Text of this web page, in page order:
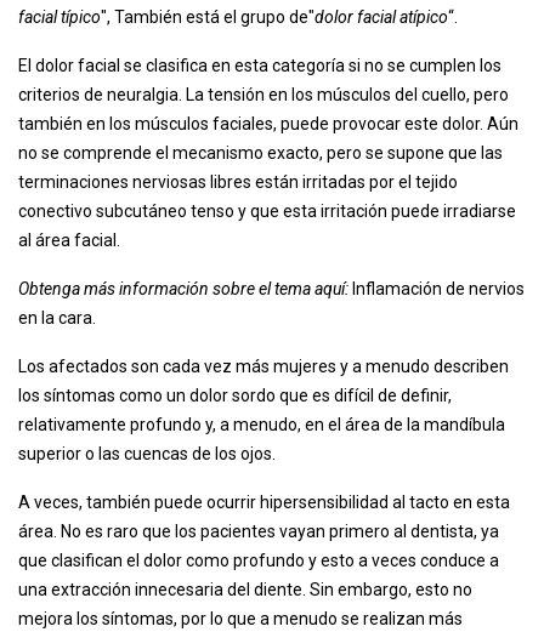
facial típico", También está el grupo de"dolor facial atípico“.
El dolor facial se clasifica en esta categoría si no se cumplen los
criterios de neuralgia. La tensión en los músculos del cuello, pero
también en los músculos faciales, puede provocar este dolor. Aún
no se comprende el mecanismo exacto, pero se supone que las
terminaciones nerviosas libres están irritadas por el tejido
conectivo subcutáneo tenso y que esta irritación puede irradiarse
al área facial.
Obtenga más información sobre el tema aquí: Inflamación de nervios
en la cara.
Los afectados son cada vez más mujeres y a menudo describen
los síntomas como un dolor sordo que es difícil de definir,
relativamente profundo y, a menudo, en el área de la mandíbula
superior o las cuencas de los ojos.
A veces, también puede ocurrir hipersensibilidad al tacto en esta
área. No es raro que los pacientes vayan primero al dentista, ya
que clasifican el dolor como profundo y esto a veces conduce a
una extracción innecesaria del diente. Sin embargo, esto no
mejora los síntomas, por lo que a menudo se realizan más